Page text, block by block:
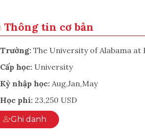
Thông tin cơ bản
Trường: The University of Alabama at
Cấp học: University
Kỳ nhập học: Aug,Jan,May
Học phí: 23,250 USD
Ghi danh